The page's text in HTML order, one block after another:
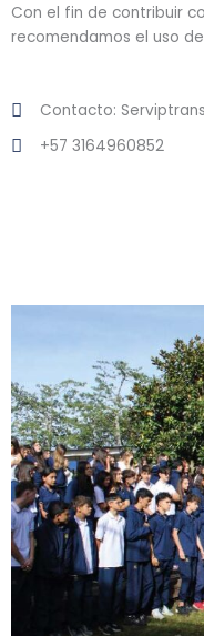
Con el fin de contribuir
recomendamos el uso
Contacto: Serviptrans
+57 3164960852